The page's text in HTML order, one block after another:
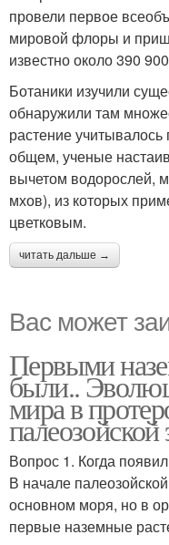
провели первое
мировой флоры и
известно около 390
Ботаники изучили
обнаружили там
растение
общем, ученые
вычетом водорослей,
мхов), из которых
цветковым.
читать дальше →
Вас может
Первыми
были..
мира в
палеозойской
Вопрос 1. Когда
В начале
основном моря, но в
первые наземные